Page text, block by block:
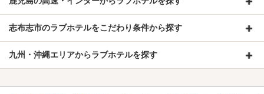
志布志市のラブホテルをこだわり条件から探す
九州・沖縄エリアからラブホテルを探す